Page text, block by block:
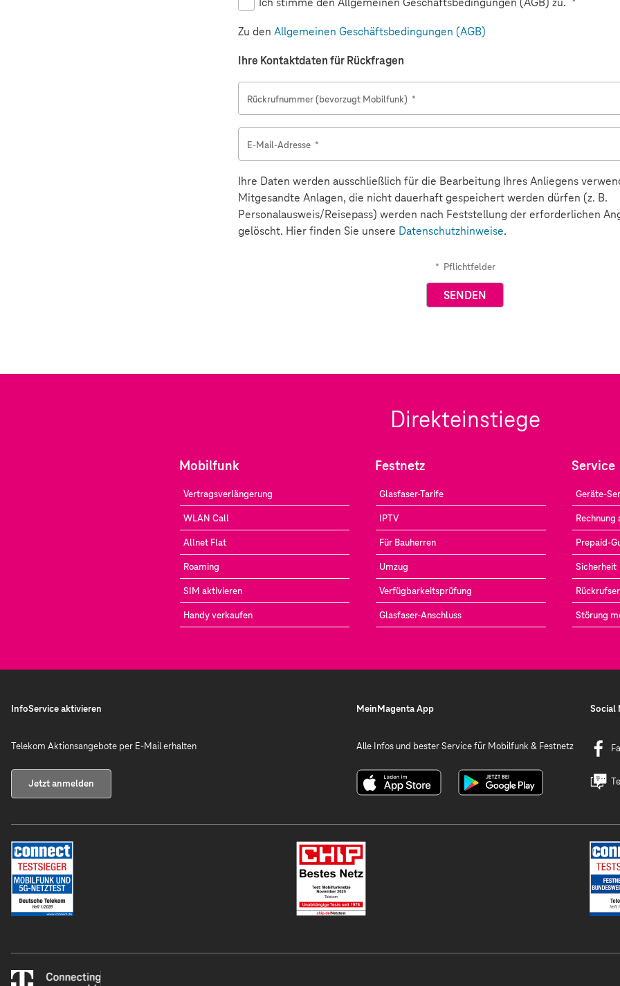
Zu den Allgemeinen Geschäftsbedingungen (AGB)
Ihre Kontaktdaten für Rückfragen
Rückrufnummer (bevorzugt Mobilfunk) *
E-Mail-Adresse *
Ihre Daten werden ausschließlich für die Bearbeitung Ihres Anliegens
Mitgesandte Anlagen, die nicht dauerhaft gespeichert werden dürfen (z. B.
Personalausweis/Reisepass) werden nach Feststellung der erforderlichen
gelöscht. Hier finden Sie unsere Datenschutzhinweise.
* Pflichtfelder
Direkteinstiege
Mobilfunk
Vertragsverlängerung
WLAN Call
Allnet Flat
Roaming
SIM aktivieren
Handy verkaufen
Festnetz
Glasfaser-Tarife
IPTV
Für Bauherren
Umzug
Verfügbarkeitsprüfung
Glasfaser-Anschluss
Service
Geräte-
Rechnung
Prepaid-
Sicherheit
Störung
InfoService aktivieren
Telekom Aktionsangebote per E-Mail erhalten
Jetzt anmelden
MeinMagenta App
Alle Infos und bester Service für Mobilfunk & Festnetz
Social